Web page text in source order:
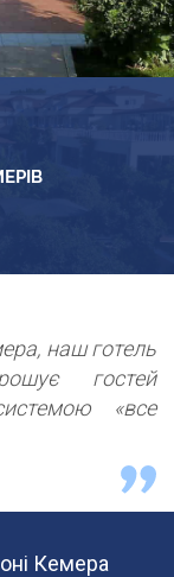
наш готель
гостей
«все
Кемера